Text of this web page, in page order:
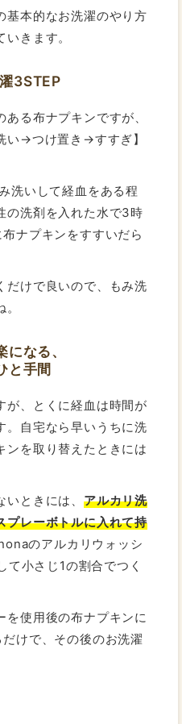
基本的なお洗濯のやり方
きます。
3STEP
る布ナプキンですが、
い→つけ置き→すすぎ】
洗いして経血をある程
の洗剤を入れた水で3時
ナプキンをすすいだら
だけで良いので、もみ洗
になる、
と手間
が、とくに経血は時間が
。自宅なら早いうちに洗
ンを取り替えたときには
いときには、アルカリ洗
プレーボトルに入れて持
のアルカリウォッシ
小さじ1の割合でつく
を使用後の布ナプキンに
けで、その後のお洗濯